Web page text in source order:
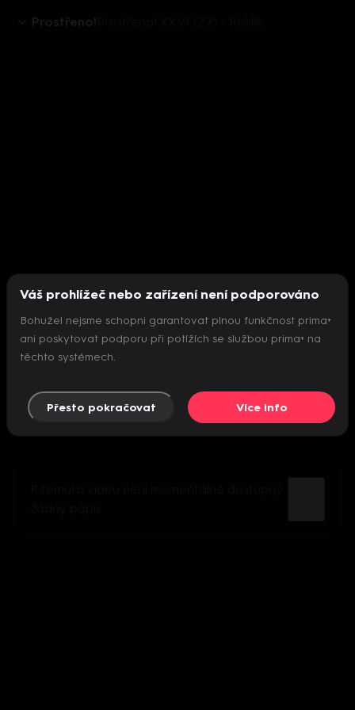
Prostřeno!
Nepodařilo se inicializovat přehrávač
Váš prohlížeč nebo zařízení není podporováno
Bohužel nejsme schopni garantovat plnou funkčnost prima+
ani poskytovat podporu při potížích se službou prima+ na
těchto systémech.
Přesto pokračovat Více info